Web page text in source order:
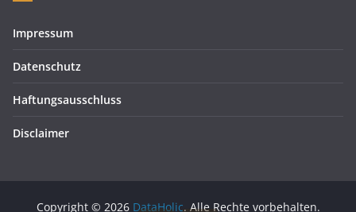
Impressum
Datenschutz
Haftungsausschluss
Disclaimer
Copyright © 2026 DataHolic. Alle Rechte vorbehalten.